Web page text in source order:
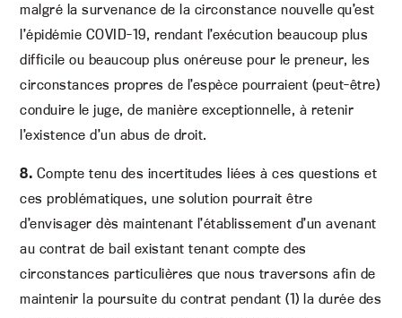
malgré la survenance de la circonstance nouvelle qu’est
l’épidémie COVID-19, rendant l’exécution beaucoup plus
difficile ou beaucoup plus onéreuse pour le preneur, les
circonstances propres de l’espèce pourraient (peut-être)
conduire le juge, de manière exceptionnelle, à retenir
l’existence d’un abus de droit.
8. Compte tenu des incertitudes liées à ces questions et
ces problématiques, une solution pourrait être
d’envisager dès maintenant l’établissement d’un avenant
au contrat de bail existant tenant compte des
circonstances particulières que nous traversons afin de
maintenir la poursuite du contrat pendant (1) la durée des